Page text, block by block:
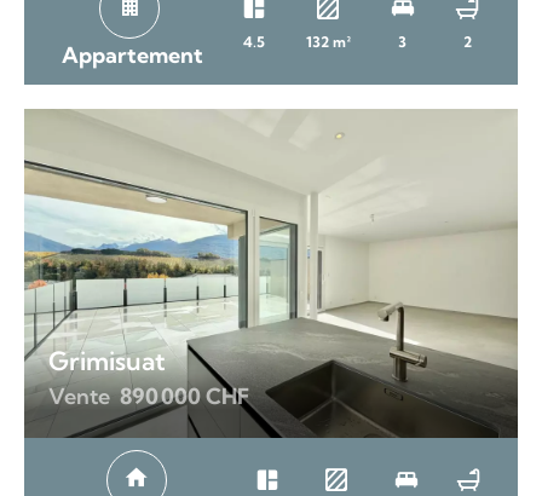
Appartement 4.5 132 m² 3 2
Grimisuat
Vente 890 000 CHF